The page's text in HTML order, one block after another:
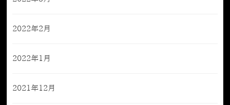
2022年2月
2022年1月
2021年12月